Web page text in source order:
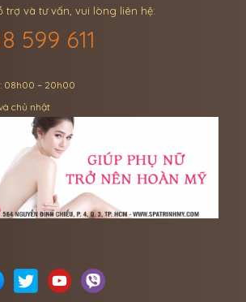
trợ và tư vấn, vui lòng liên hệ:
599 611
08h00 – 20h00
chủ nhật